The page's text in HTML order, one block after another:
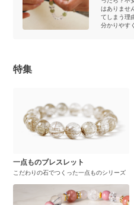
はありませ
てしまう理
分かりやす
特集
一点ものブレスレット
こだわりの石でつくった一点ものシリーズ